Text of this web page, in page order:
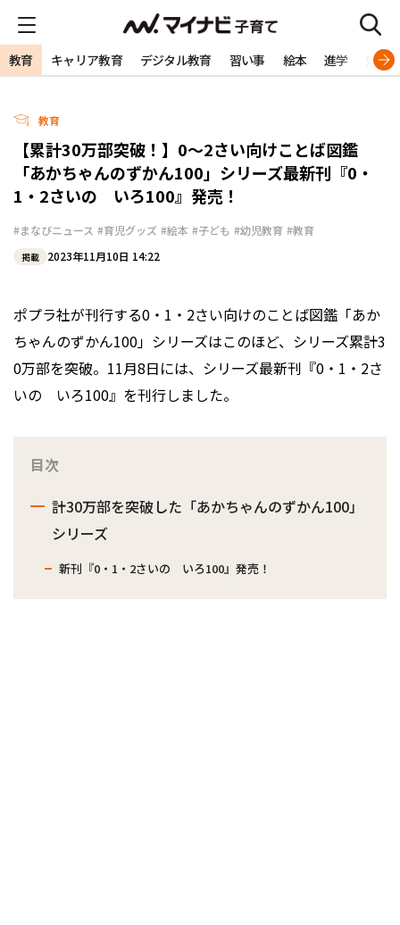
教育 キャリア教育 デジタル教育 習い事 絵本 進学 勉強
教育
【累計30万部突破！】0〜2さい向けことば図鑑
「あかちゃんのずかん100」シリーズ最新刊『0・
1・2さいの いろ100』発売！
#まなびニュース #育児グッズ #絵本 #子ども #幼児教育 #教育
掲載 2023年11月10日 14:22
ポプラ社が刊行する0・1・2さい向けのことば図鑑「あか
ちゃんのずかん100」シリーズはこのほど、シリーズ累計3
0万部を突破。11月8日には、シリーズ最新刊『0・1・2さ
いの いろ100』を刊行しました。
目次
計30万部を突破した「あかちゃんのずかん100」
シリーズ
新刊『0・1・2さいの いろ100』発売！